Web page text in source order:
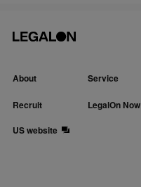
About Service
Recruit LegalOn Now
US website